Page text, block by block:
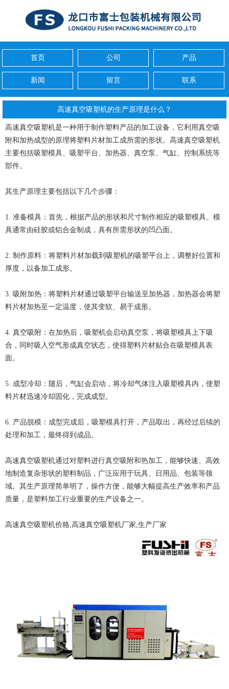
首页 公司 产品
新闻 留言 联系
高速真空吸塑机的生产原理是什么？
高速真空吸塑机是一种用于制作塑料产品的加工设备，它利用真空吸
附和加热成型的原理将塑料片材加工成所需的形状。高速真空吸塑机
主要包括吸塑模具、吸塑平台、加热器、真空泵、气缸、控制系统等
部件。
其生产原理主要包括以下几个步骤：
1. 准备模具：首先，根据产品的形状和尺寸制作相应的吸塑模具。模
具通常由硅胶或铝合金制成，具有所需形状的凹凸面。
2. 制作原料：将塑料片材加载到吸塑机的吸塑平台上，调整好位置和
厚度，以备加工成形。
3. 吸附加热：将塑料片材通过吸塑平台输送至加热器，加热器会将塑
料片材加热至一定温度，使其变软、易于成形。
4. 真空吸附：在加热后，吸塑机会启动真空泵，将吸塑模具上下吸
合，同时吸入空气形成真空状态，使得塑料片材贴合在吸塑模具表
面。
5. 成型冷却：随后，气缸会启动，将冷却气体注入吸塑模具内，使塑
料片材迅速冷却固化，完成成型。
6. 产品脱模：成型完成后，吸塑模具打开，产品取出，再经过后续的
处理和加工，最终得到成品。
高速真空吸塑机通过对塑料进行真空吸附和热加工，能够快速、高效
地制造复杂形状的塑料制品，广泛应用于玩具、日用品、包装等领
域。其生产原理简单明了，操作方便，能够大幅提高生产效率和产品
质量，是塑料加工行业重要的生产设备之一。
高速真空吸塑机价格,高速真空吸塑机厂家,生产厂家